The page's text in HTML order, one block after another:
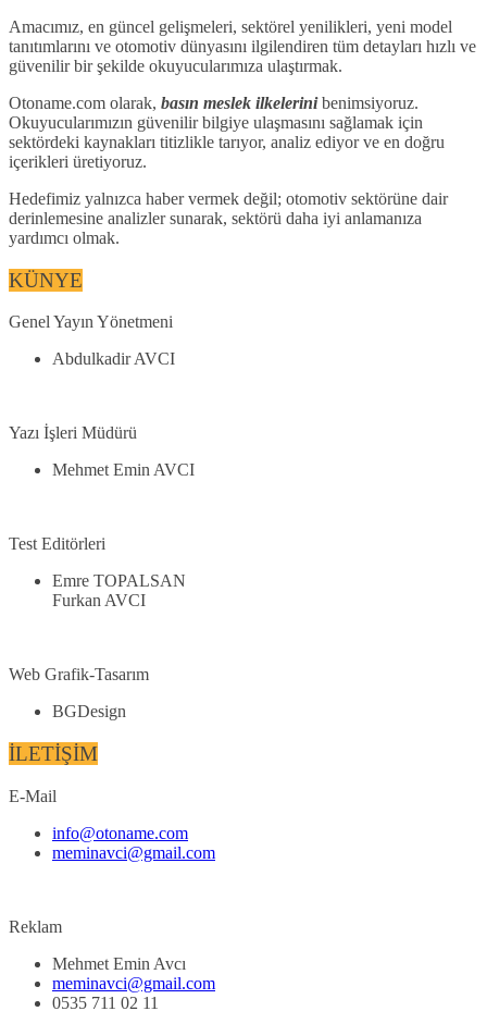
Amacımız, en güncel gelişmeleri, sektörel yenilikleri, yeni model
tanıtımlarını ve otomotiv dünyasını ilgilendiren tüm detayları hızlı ve
güvenilir bir şekilde okuyucularımıza ulaştırmak.
Otoname.com olarak, basın meslek ilkelerinibenimsiyoruz.
Okuyucularımızın güvenilir bilgiye ulaşmasını sağlamak için
sektördeki kaynakları titizlikle tarıyor, analiz ediyor ve en doğru
içerikleri üretiyoruz.
Hedefimiz yalnızca haber vermek değil; otomotiv sektörüne dair
derinlemesine analizler sunarak, sektörü daha iyi anlamanıza
yardımcı olmak.
KÜNYE
Genel Yayın Yönetmeni
Abdulkadir AVCI
Yazı İşleri Müdürü
Mehmet Emin AVCI
Test Editörleri
Emre TOPALSAN
Furkan AVCI
Web Grafik-Tasarım
BGDesign
İLETİŞİM
E-Mail
info@otoname.com
meminavci@gmail.com
Reklam
Mehmet Emin Avcı
meminavci@gmail.com
0535 711 02 11